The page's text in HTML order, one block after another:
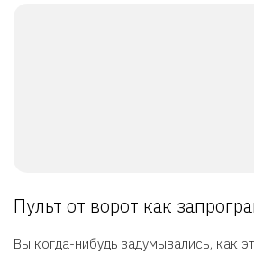
Пульт от ворот как
Вы когда-нибудь задумывались, как